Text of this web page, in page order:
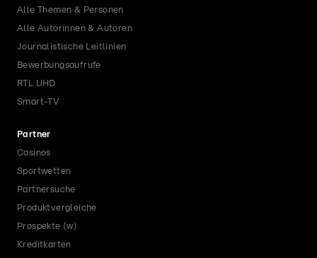
Alle Themen & Personen
Alle Autorinnen & Autoren
Journalistische Leitlinien
Bewerbungsaufrufe
RTL UHD
Smart-TV
Partner
Casinos
Sportwetten
Partnersuche
Produktvergleiche
Prospekte (w)
Kreditkarten